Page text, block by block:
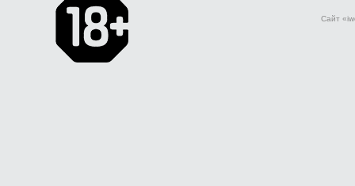
Сайт